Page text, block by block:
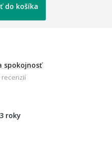
do košíka
spokojnosť
recenzií
roky